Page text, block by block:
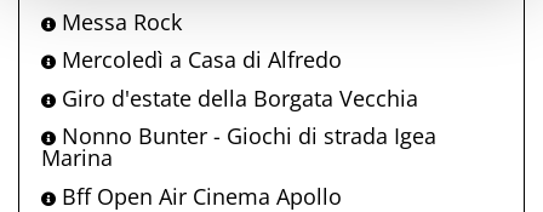
Messa Rock
Mercoledì a Casa di Alfredo
Giro d'estate della Borgata Vecchia
Nonno Bunter - Giochi di strada Igea
Marina
Bff Open Air Cinema Apollo